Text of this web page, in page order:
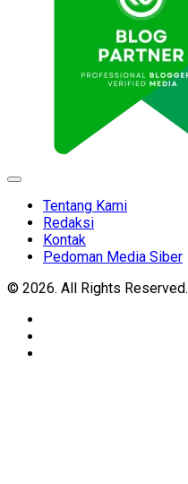
Expand
Tentang Kami
Redaksi
Kontak
Pedoman Media Siber
© 2026. All Rights Reserved.